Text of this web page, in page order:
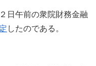
日午前の衆院財務金融
したのである。